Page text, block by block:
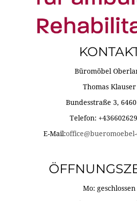
Büromöbel
Thomas Klauser
Bundesstraße 3,
Telefon:
E-Mail:
Mo: geschlossen